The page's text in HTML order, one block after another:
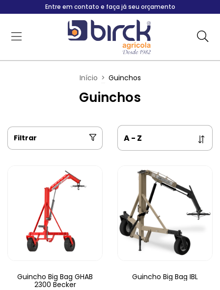
Entre em contato e faça já seu orçamento
Início > Guinchos
Guinchos
Filtrar
Guincho Big Bag GHAB
2300 Becker
Guincho Big Bag IBL